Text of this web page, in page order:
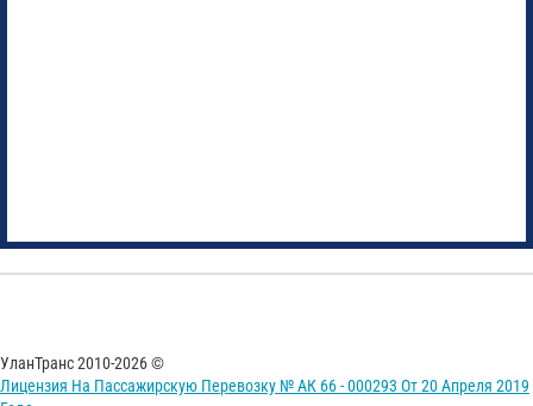
УланТранс 2010-2026 ©
Лицензия На Пассажирскую Перевозку № АК 66 - 000293 От 20 Апреля 2019